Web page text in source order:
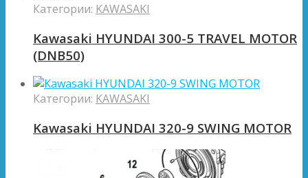
Категории: KAWASAKI
Kawasaki HYUNDAI 300-5 TRAVEL MOTOR
(DNB50)
Категории: KAWASAKI
Kawasaki HYUNDAI 320-9 SWING MOTOR